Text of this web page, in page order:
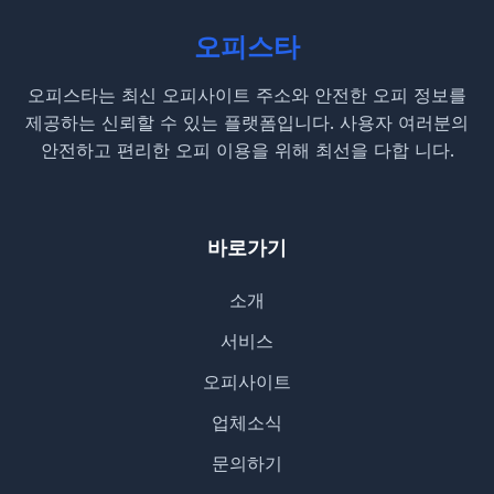
오피스타
오피스타는 최신 오피사이트 주소와 안전한 오피 정보를
제공하는 신뢰할 수 있는 플랫폼입니다. 사용자 여러분의
안전하고 편리한 오피 이용을 위해 최선을 다합 니다.
바로가기
소개
서비스
오피사이트
업체소식
문의하기